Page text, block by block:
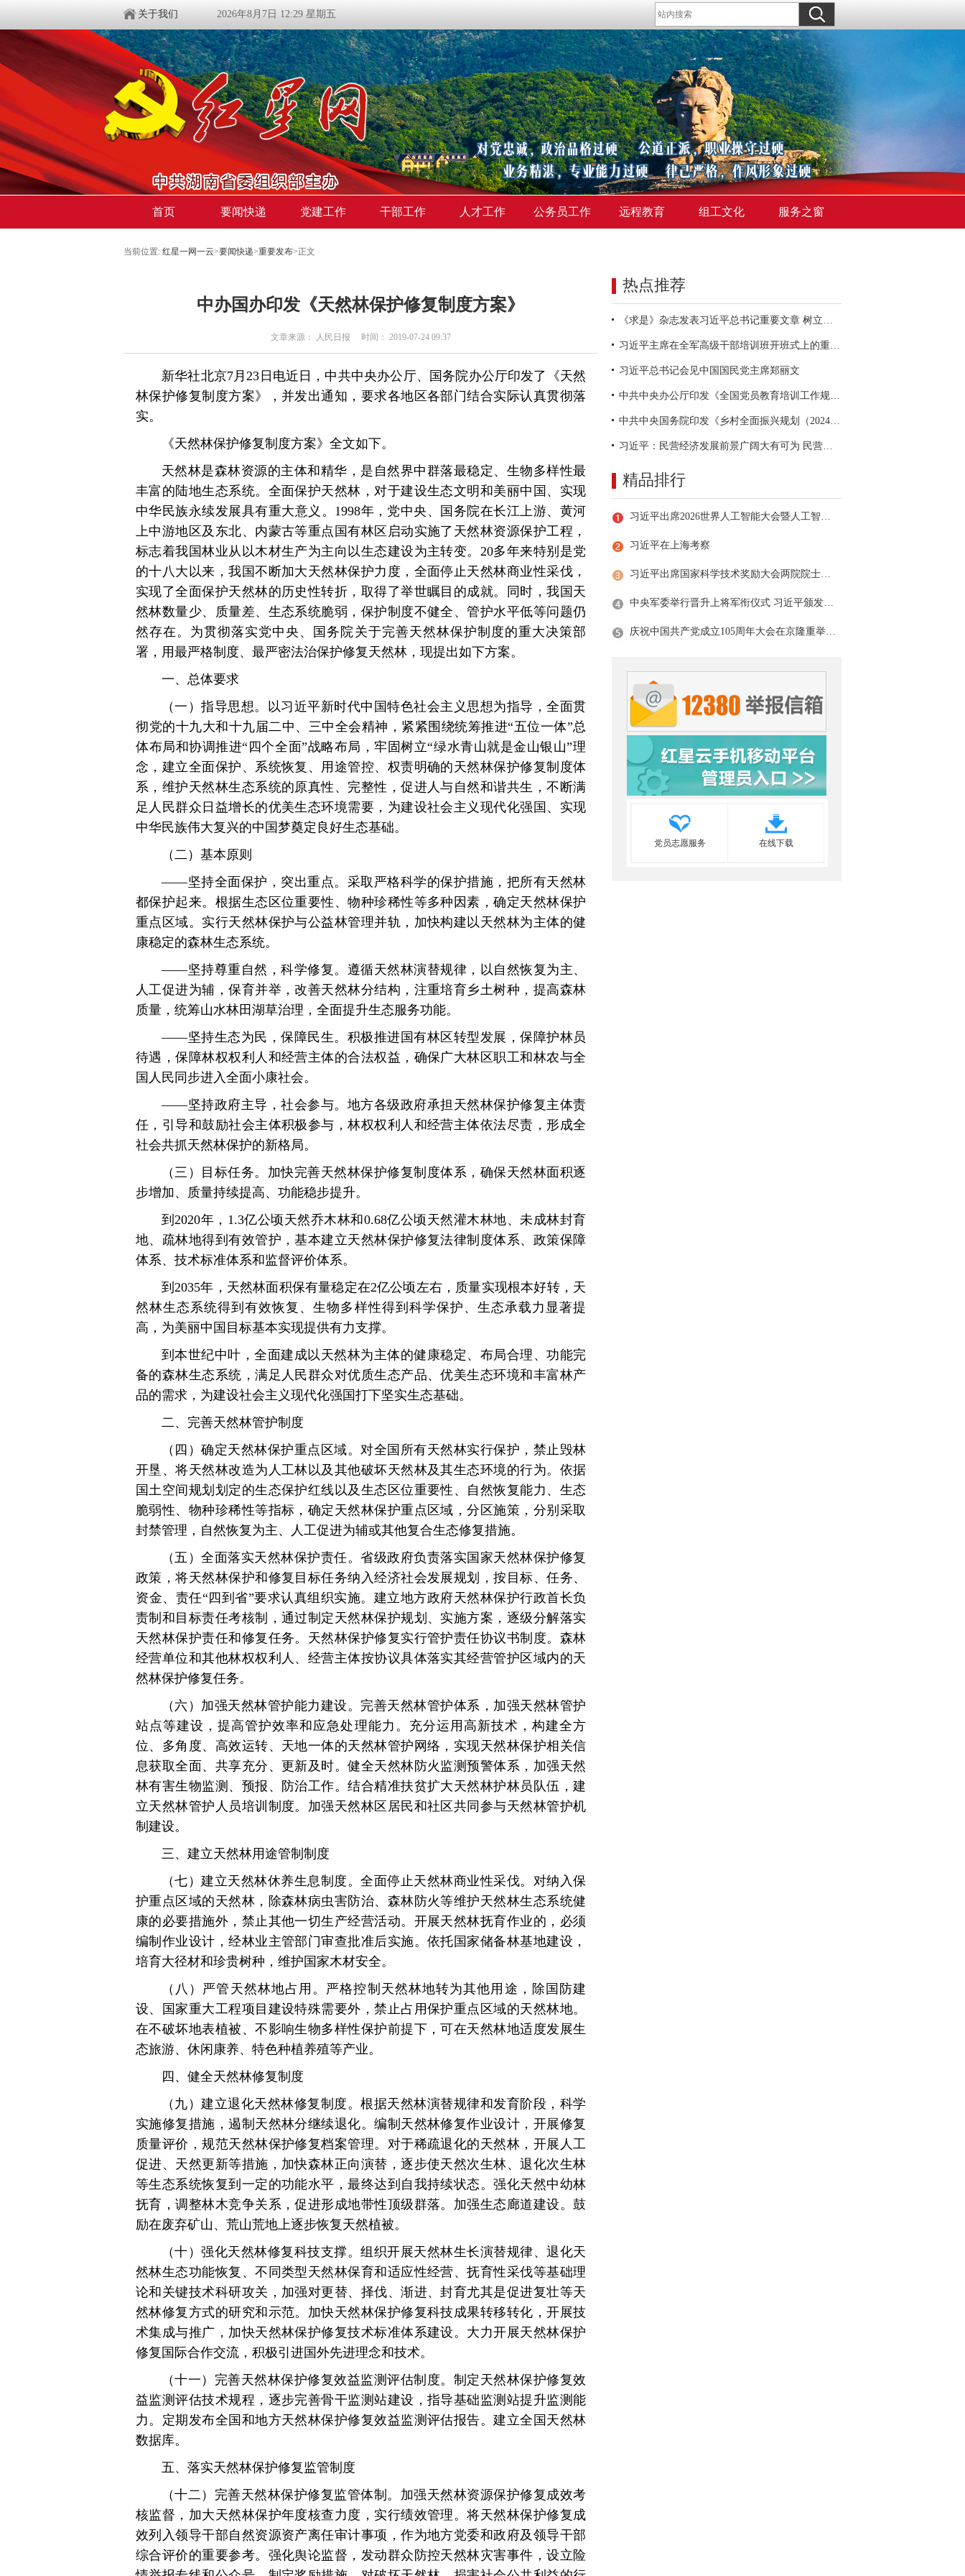
关于我们 2026年8月7日 12:29 星期五
首页 要闻快递 党建工作 干部工作 人才工作 公务员工作 远程教育 组工文化 服务之窗
当前位置: 红星一网一云>要闻快递>重要发布>正文
中办国办印发《天然林保护修复制度方案》
文章来源： 人民日报 时间： 2019-07-24 09:37
新华社北京7月23日电近日，中共中央办公厅、国务院办公厅印发了《天然
林保护修复制度方案》，并发出通知，要求各地区各部门结合实际认真贯彻落
实。
《天然林保护修复制度方案》全文如下。
天然林是森林资源的主体和精华，是自然界中群落最稳定、生物多样性最
丰富的陆地生态系统。全面保护天然林，对于建设生态文明和美丽中国、实现
中华民族永续发展具有重大意义。1998年，党中央、国务院在长江上游、黄河
上中游地区及东北、内蒙古等重点国有林区启动实施了天然林资源保护工程，
标志着我国林业从以木材生产为主向以生态建设为主转变。20多年来特别是党
的十八大以来，我国不断加大天然林保护力度，全面停止天然林商业性采伐，
实现了全面保护天然林的历史性转折，取得了举世瞩目的成就。同时，我国天
然林数量少、质量差、生态系统脆弱，保护制度不健全、管护水平低等问题仍
然存在。为贯彻落实党中央、国务院关于完善天然林保护制度的重大决策部
署，用最严格制度、最严密法治保护修复天然林，现提出如下方案。
一、总体要求
（一）指导思想。以习近平新时代中国特色社会主义思想为指导，全面贯
彻党的十九大和十九届二中、三中全会精神，紧紧围绕统筹推进“五位一体”总
体布局和协调推进“四个全面”战略布局，牢固树立“绿水青山就是金山银山”理
念，建立全面保护、系统恢复、用途管控、权责明确的天然林保护修复制度体
系，维护天然林生态系统的原真性、完整性，促进人与自然和谐共生，不断满
足人民群众日益增长的优美生态环境需要，为建设社会主义现代化强国、实现
中华民族伟大复兴的中国梦奠定良好生态基础。
（二）基本原则
——坚持全面保护，突出重点。采取严格科学的保护措施，把所有天然林
都保护起来。根据生态区位重要性、物种珍稀性等多种因素，确定天然林保护
重点区域。实行天然林保护与公益林管理并轨，加快构建以天然林为主体的健
康稳定的森林生态系统。
——坚持尊重自然，科学修复。遵循天然林演替规律，以自然恢复为主、
人工促进为辅，保育并举，改善天然林分结构，注重培育乡土树种，提高森林
质量，统筹山水林田湖草治理，全面提升生态服务功能。
——坚持生态为民，保障民生。积极推进国有林区转型发展，保障护林员
待遇，保障林权权利人和经营主体的合法权益，确保广大林区职工和林农与全
国人民同步进入全面小康社会。
——坚持政府主导，社会参与。地方各级政府承担天然林保护修复主体责
任，引导和鼓励社会主体积极参与，林权权利人和经营主体依法尽责，形成全
社会共抓天然林保护的新格局。
（三）目标任务。加快完善天然林保护修复制度体系，确保天然林面积逐
步增加、质量持续提高、功能稳步提升。
到2020年，1.3亿公顷天然乔木林和0.68亿公顷天然灌木林地、未成林封育
地、疏林地得到有效管护，基本建立天然林保护修复法律制度体系、政策保障
体系、技术标准体系和监督评价体系。
到2035年，天然林面积保有量稳定在2亿公顷左右，质量实现根本好转，天
然林生态系统得到有效恢复、生物多样性得到科学保护、生态承载力显著提
高，为美丽中国目标基本实现提供有力支撑。
到本世纪中叶，全面建成以天然林为主体的健康稳定、布局合理、功能完
备的森林生态系统，满足人民群众对优质生态产品、优美生态环境和丰富林产
品的需求，为建设社会主义现代化强国打下坚实生态基础。
二、完善天然林管护制度
（四）确定天然林保护重点区域。对全国所有天然林实行保护，禁止毁林
开垦、将天然林改造为人工林以及其他破坏天然林及其生态环境的行为。依据
国土空间规划划定的生态保护红线以及生态区位重要性、自然恢复能力、生态
脆弱性、物种珍稀性等指标，确定天然林保护重点区域，分区施策，分别采取
封禁管理，自然恢复为主、人工促进为辅或其他复合生态修复措施。
（五）全面落实天然林保护责任。省级政府负责落实国家天然林保护修复
政策，将天然林保护和修复目标任务纳入经济社会发展规划，按目标、任务、
资金、责任“四到省”要求认真组织实施。建立地方政府天然林保护行政首长负
责制和目标责任考核制，通过制定天然林保护规划、实施方案，逐级分解落实
天然林保护责任和修复任务。天然林保护修复实行管护责任协议书制度。森林
经营单位和其他林权权利人、经营主体按协议具体落实其经营管护区域内的天
然林保护修复任务。
（六）加强天然林管护能力建设。完善天然林管护体系，加强天然林管护
站点等建设，提高管护效率和应急处理能力。充分运用高新技术，构建全方
位、多角度、高效运转、天地一体的天然林管护网络，实现天然林保护相关信
息获取全面、共享充分、更新及时。健全天然林防火监测预警体系，加强天然
林有害生物监测、预报、防治工作。结合精准扶贫扩大天然林护林员队伍，建
立天然林管护人员培训制度。加强天然林区居民和社区共同参与天然林管护机
制建设。
三、建立天然林用途管制制度
（七）建立天然林休养生息制度。全面停止天然林商业性采伐。对纳入保
护重点区域的天然林，除森林病虫害防治、森林防火等维护天然林生态系统健
康的必要措施外，禁止其他一切生产经营活动。开展天然林抚育作业的，必须
编制作业设计，经林业主管部门审查批准后实施。依托国家储备林基地建设，
培育大径材和珍贵树种，维护国家木材安全。
（八）严管天然林地占用。严格控制天然林地转为其他用途，除国防建
设、国家重大工程项目建设特殊需要外，禁止占用保护重点区域的天然林地。
在不破坏地表植被、不影响生物多样性保护前提下，可在天然林地适度发展生
态旅游、休闲康养、特色种植养殖等产业。
四、健全天然林修复制度
（九）建立退化天然林修复制度。根据天然林演替规律和发育阶段，科学
实施修复措施，遏制天然林分继续退化。编制天然林修复作业设计，开展修复
质量评价，规范天然林保护修复档案管理。对于稀疏退化的天然林，开展人工
促进、天然更新等措施，加快森林正向演替，逐步使天然次生林、退化次生林
等生态系统恢复到一定的功能水平，最终达到自我持续状态。强化天然中幼林
抚育，调整林木竞争关系，促进形成地带性顶级群落。加强生态廊道建设。鼓
励在废弃矿山、荒山荒地上逐步恢复天然植被。
（十）强化天然林修复科技支撑。组织开展天然林生长演替规律、退化天
然林生态功能恢复、不同类型天然林保育和适应性经营、抚育性采伐等基础理
论和关键技术科研攻关，加强对更替、择伐、渐进、封育尤其是促进复壮等天
然林修复方式的研究和示范。加快天然林保护修复科技成果转移转化，开展技
术集成与推广，加快天然林保护修复技术标准体系建设。大力开展天然林保护
修复国际合作交流，积极引进国外先进理念和技术。
（十一）完善天然林保护修复效益监测评估制度。制定天然林保护修复效
益监测评估技术规程，逐步完善骨干监测站建设，指导基础监测站提升监测能
力。定期发布全国和地方天然林保护修复效益监测评估报告。建立全国天然林
数据库。
五、落实天然林保护修复监管制度
（十二）完善天然林保护修复监管体制。加强天然林资源保护修复成效考
核监督，加大天然林保护年度核查力度，实行绩效管理。将天然林保护修复成
效列入领导干部自然资源资产离任审计事项，作为地方党委和政府及领导干部
综合评价的重要参考。强化舆论监督，发动群众防控天然林灾害事件，设立险
热点推荐
《求是》杂志发表习近平总书记重要文章 树立和践行正确政绩观
习近平主席在全军高级干部培训班开班式上的重要讲话引领全军开展思想整风、深化政治整训
习近平总书记会见中国国民党主席郑丽文
中共中央办公厅印发《全国党员教育培训工作规划（2024－2028年）》
中共中央国务院印发《乡村全面振兴规划（2024—2027年）》
习近平：民营经济发展前景广阔大有可为 民营企业和民营企业家大显身手正当其时
精品排行
习近平出席2026世界人工智能大会暨人工智能全球治理高级别会议开幕式并发表主旨讲话
习近平在上海考察
习近平出席国家科学技术奖励大会两院院士大会中国科协第十一次全国代表大会并发表重要讲话
中央军委举行晋升上将军衔仪式 习近平颁发命令状并向晋衔的军官表示祝贺
庆祝中国共产党成立105周年大会在京隆重举行 习近平发表重要讲话
党员志愿服务 在线下载